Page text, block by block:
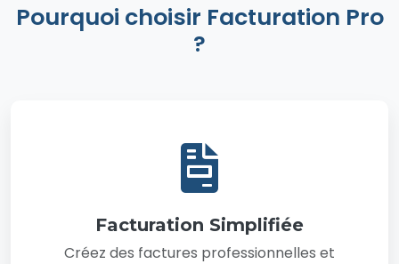
Pourquoi choisir Facturation Pro
?
Facturation Simplifiée
Créez des factures professionnelles et